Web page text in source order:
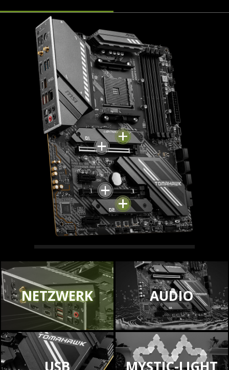
LIGHTNING GEN 4 M.2
MSI Z570S-Motherboards
verwenden neueste AMD-
Prozessoren und verfügen über
Lightning Gen 4 M.2, die mit einer
Übertragungsgeschwindigkeit von
bis zu 64 Gbit/s die schnellste
Onboard-Speicherlösung auf dem
NETZWERK AUDIO